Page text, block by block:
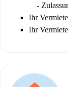
-
Ihr
Ihr